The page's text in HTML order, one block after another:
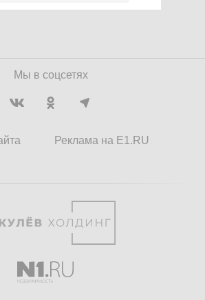
Мы в соцсетях
Реклама на E1.RU